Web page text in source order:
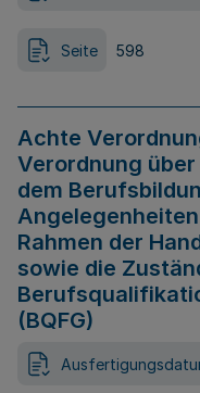
Seite 598
Achte
Verordnung
dem
Rahmen der
sowie die
(BQFG)